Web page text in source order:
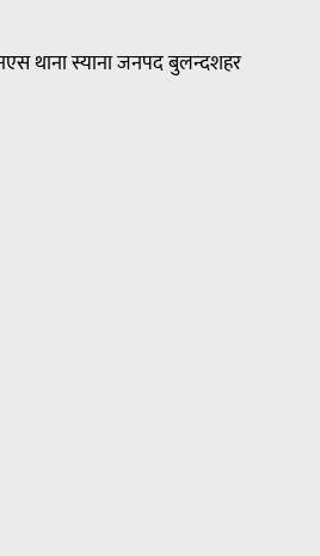
थाना स्याना जनपद बुलन्दशहर